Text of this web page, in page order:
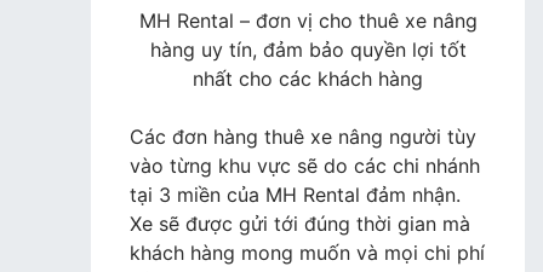
MH Rental – đơn vị cho thuê xe nâng
hàng uy tín, đảm bảo quyền lợi tốt
nhất cho các khách hàng
Các đơn hàng thuê xe nâng người tùy
vào từng khu vực sẽ do các chi nhánh
tại 3 miền của MH Rental đảm nhận.
Xe sẽ được gửi tới đúng thời gian mà
khách hàng mong muốn và mọi chi phí